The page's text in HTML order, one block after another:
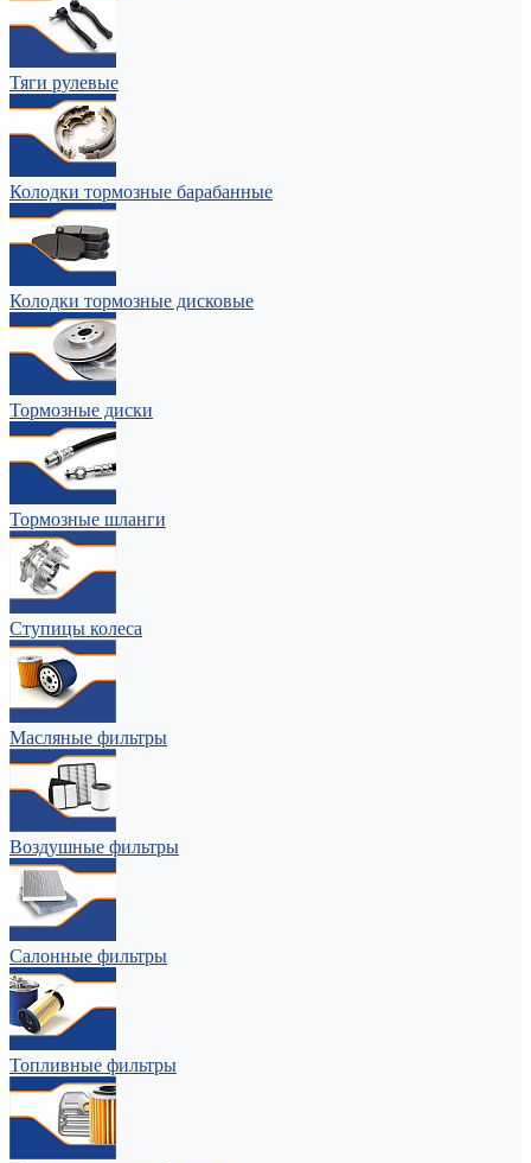
Тяги рулевые
Колодки тормозные барабанные
Колодки тормозные дисковые
Тормозные диски
Тормозные шланги
Ступицы колеса
Масляные фильтры
Воздушные фильтры
Салонные фильтры
Топливные фильтры